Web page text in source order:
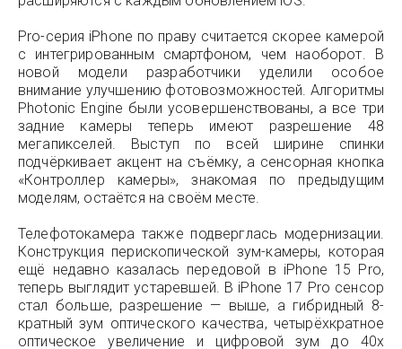
Pro-серия iPhone по праву считается скорее камерой
с интегрированным смартфоном, чем наоборот. В
новой модели разработчики уделили особое
внимание улучшению фотовозможностей. Алгоритмы
Photonic Engine были усовершенствованы, а все три
задние камеры теперь имеют разрешение 48
мегапикселей. Выступ по всей ширине спинки
подчёркивает акцент на съёмку, а сенсорная кнопка
«Контроллер камеры», знакомая по предыдущим
моделям, остаётся на своём месте.
Телефотокамера также подверглась модернизации.
Конструкция перископической зум-камеры, которая
ещё недавно казалась передовой в iPhone 15 Pro,
теперь выглядит устаревшей. В iPhone 17 Pro сенсор
стал больше, разрешение — выше, а гибридный 8-
кратный зум оптического качества, четырёхкратное
оптическое увеличение и цифровой зум до 40х